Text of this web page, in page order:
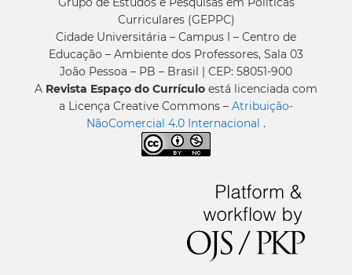
Curriculares (GEPPC)
Cidade Universitária – Campus I – Centro de
Educação – Ambiente dos Professores, Sala 03
João Pessoa – PB – Brasil | CEP: 58051-900
A Revista Espaço do Currículo está licenciada com
a Licença Creative Commons – Atribuição-
NãoComercial 4.0 Internacional .